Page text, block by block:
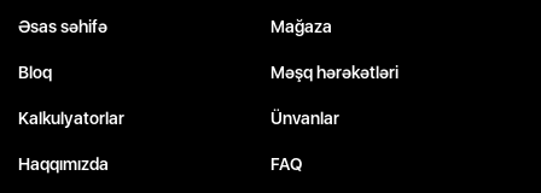
Əsas səhifə Mağaza
Bloq Məşq hərəkətləri
Kalkulyatorlar Ünvanlar
Haqqımızda FAQ